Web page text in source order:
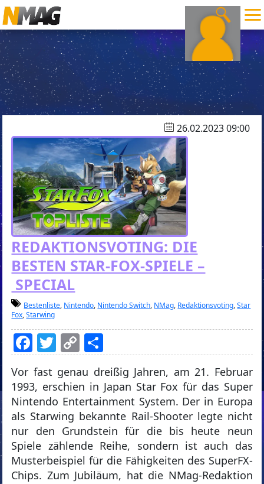
26.02.2023 09:00
REDAKTIONSVOTING: DIE
BESTEN STAR-FOX-SPIELE –
SPECIAL
Bestenliste, Nintendo, Nintendo Switch, NMag, Redaktionsvoting,Star
Fox,Starwing
Facebook
Twitter
Copy
Link
Vor fast genau dreißig Jahren, am 21. Februar
1993, erschien in Japan Star Fox für das Super
Nintendo Entertainment System. Der in Europa
als Starwing bekannte Rail-Shooter legte nicht
nur den Grundstein für die bis heute neun
Spiele zählende Reihe, sondern ist auch das
Musterbeispiel für die Fähigkeiten des SuperFX-
Chips. Zum Jubiläum, hat die NMag-Redaktion